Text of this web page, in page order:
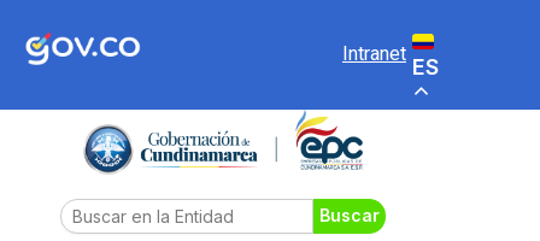
Intranet
ES
Search Buscar